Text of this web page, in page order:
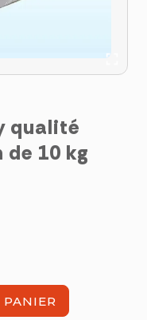
qualité
10 kg